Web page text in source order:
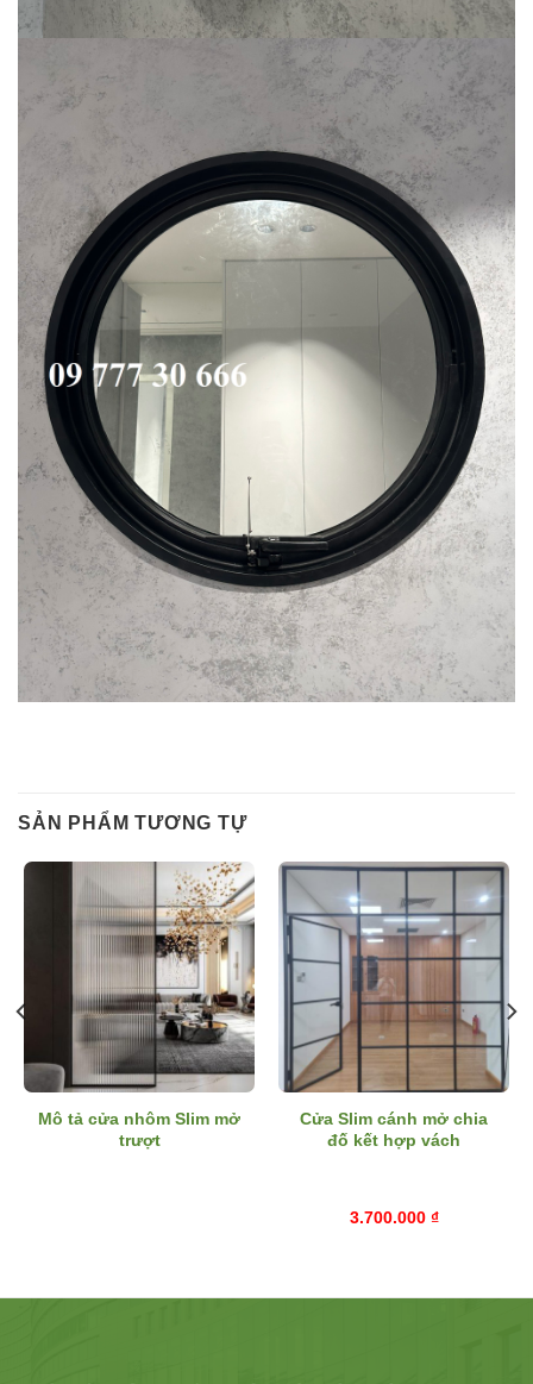
SẢN PHẨM TƯƠNG TỰ
Mô tả cửa nhôm Slim mở
trượt
Cửa Slim cánh mở chia
đố kết hợp vách
3.700.000 ₫